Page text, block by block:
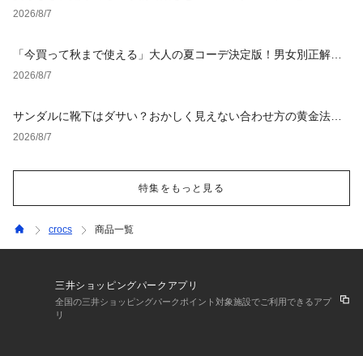
2026/8/7
「今買って秋まで使える」大人の夏コーデ決定版！男女別正解ス
タイルとNGな着こなし
2026/8/7
サンダルに靴下はダサい？おかしく見えない合わせ方の黄金法則
と男女別おすすめコーデ
2026/8/7
特集をもっと見る
crocs 商品一覧
三井ショッピングパークアプリ
全国の三井ショッピングパークポイント対象施設でご利用できるアプ
リ